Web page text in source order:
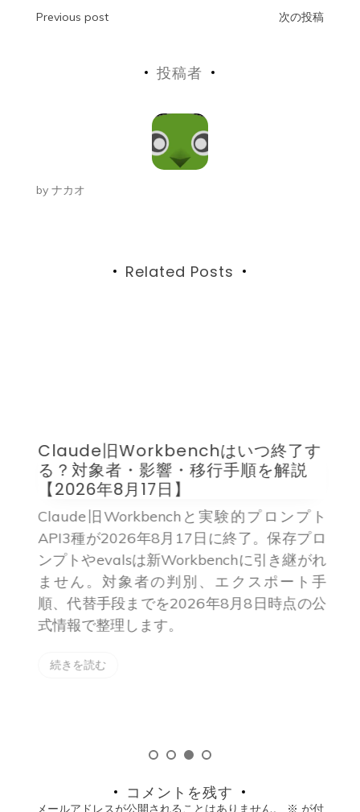
投
シ
Previous post 次の投稿
投稿者
by ナカオ
Related Posts
Claude旧Workbenchはいつ終了す
る？対象者・影響・移行手順を解説
【2026年8月17日】
Claude旧Workbenchと実験的プロンプト
API3種が2026年8月17日に終了。保存プロ
ンプトやevalsは新Workbenchに引き継がれ
ません。対象者の判別、エクスポート手
順、代替手段までを2026年8月8日時点の公
式情報で整理します。
続きを読む
コメントを残す
メールアドレスが公開されることはありません。 ※ が付